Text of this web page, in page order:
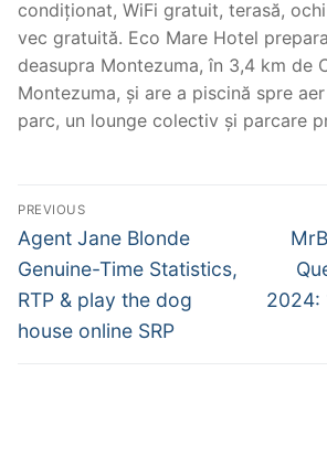
condiționat, WiFi gratuit, terasă,
vec gratuită. Eco Mare Hotel
deasupra Montezuma, în 3,4 km de
Montezuma, și are a piscină spre
parc, un lounge colectiv și parcare
文
章
導
覽
PREVIOUS
Previous
post:
Agent Jane Blonde
Genuine-Time Statistics,
RTP & play the dog
house online SRP
Next
2024: